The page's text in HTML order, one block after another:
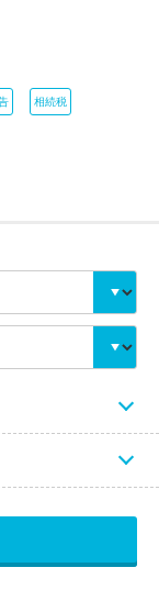
相続税